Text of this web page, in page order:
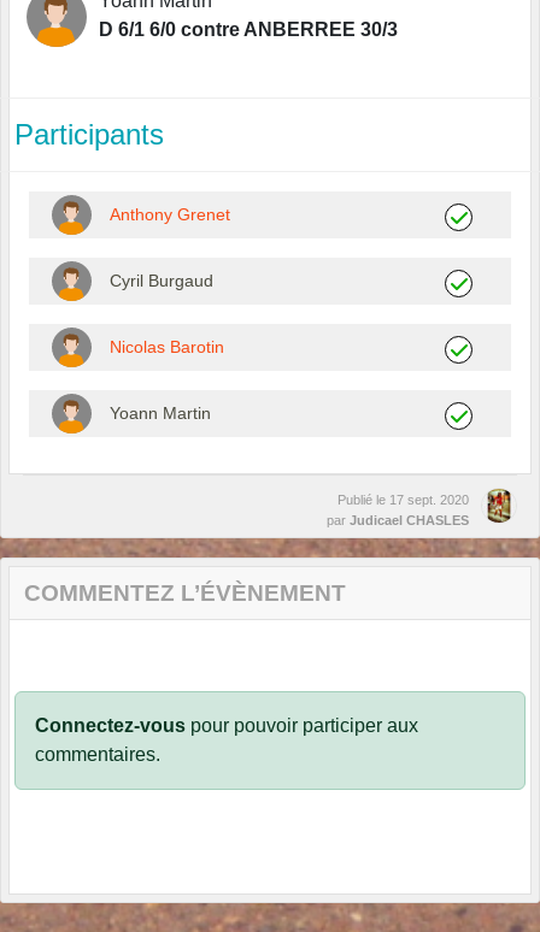
D 6/1 6/0 contre ANBERREE 30/3
Participants
Anthony Grenet
Cyril Burgaud
Nicolas Barotin
Yoann Martin
Publié le 17 sept. 2020
par Judicael CHASLES
COMMENTEZ L’ÉVÈNEMENT
Connectez-vous pour pouvoir participer aux
commentaires.